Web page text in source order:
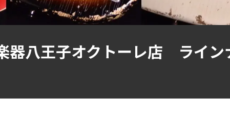
八王子オクトーレ店 ライン